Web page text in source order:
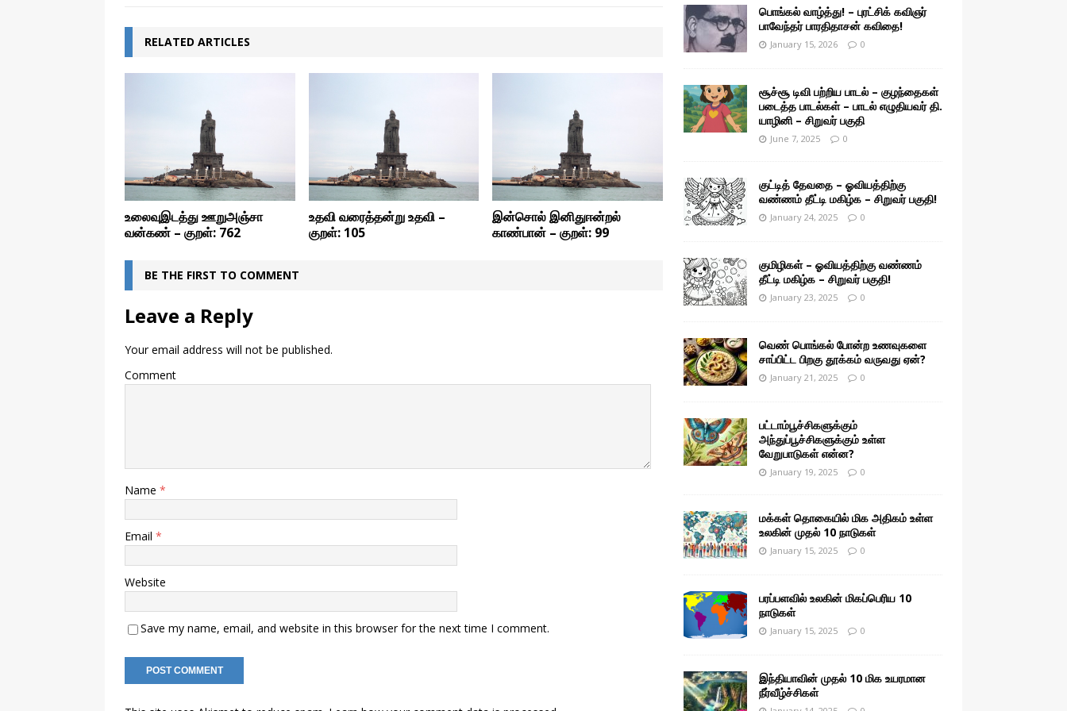
RELATED ARTICLES
உலைவுஇடத்து ஊறுஅஞ்சா
வன்கண் – குறள்: 762
உதவி வரைத்தன்று உதவி –
குறள்: 105
இன்சொல் இனிதுஈன்றல்
காண்பான் – குறள்: 99
BE THE FIRST TO COMMENT
Leave a Reply
Your email address will not be published.
Comment
Name *
Email *
Website
Save my name, email, and website in this browser for the next time I comment.
பொங்கல் வாழ்த்து! – புரட்சிக் கவிஞர்
பாவேந்தர் பாரதிதாசன் கவிதை!
January 15, 2026 0
சூச்சூ டிவி பற்றிய பாடல் – குழந்தைகள்
படைத்த பாடல்கள் – பாடல் எழுதியவர் தி.
யாழினி – சிறுவர் பகுதி
June 7, 2025 0
குட்டித் தேவதை – ஓவியத்திற்கு
வண்ணம் தீட்டி மகிழ்க – சிறுவர் பகுதி!
January 24, 2025 0
குமிழிகள் – ஓவியத்திற்கு வண்ணம்
தீட்டி மகிழ்க – சிறுவர் பகுதி!
January 23, 2025 0
வெண் பொங்கல் போன்ற உணவுகளை
சாப்பிட்ட பிறகு தூக்கம் வருவது ஏன்?
January 21, 2025 0
பட்டாம்பூச்சிகளுக்கும்
அந்துப்பூச்சிகளுக்கும் உள்ள
வேறுபாடுகள் என்ன?
January 19, 2025 0
மக்கள் தொகையில் மிக அதிகம் உள்ள
உலகின் முதல் 10 நாடுகள்
January 15, 2025 0
பரப்பளவில் உலகின் மிகப்பெரிய 10
நாடுகள்
January 15, 2025 0
இந்தியாவின் முதல் 10 மிக உயரமான
நீர்வீழ்ச்சிகள்